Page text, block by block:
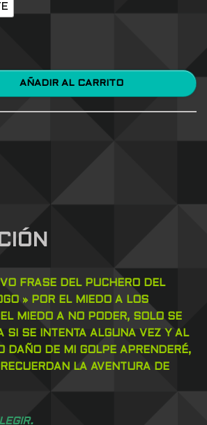
AÑADIR AL CARRITO
FRASE DEL PUCHERO DEL
» POR EL MIEDO A LOS
MIEDO A NO PODER, SOLO SE
SI SE INTENTA ALGUNA VEZ Y AL
DAÑO DE MI GOLPE APRENDERÉ,
LA AVENTURA DE